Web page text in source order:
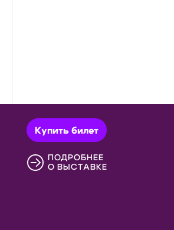
Купить билет
ПОДРОБНЕЕ
О ВЫСТАВКЕ